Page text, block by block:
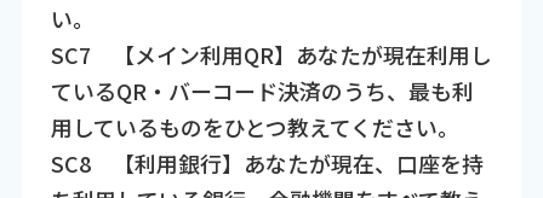
い。
SC7 【メイン利用QR】あなたが現在利用し
ているQR・バーコード決済のうち、最も利
用しているものをひとつ教えてください。
SC8 【利用銀行】あなたが現在、口座を持